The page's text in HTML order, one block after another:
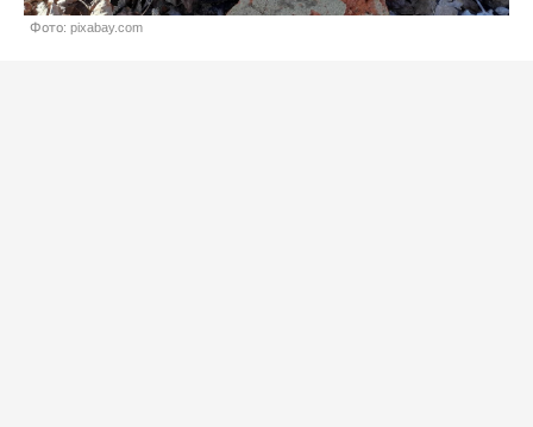
Фото: pixabay.com